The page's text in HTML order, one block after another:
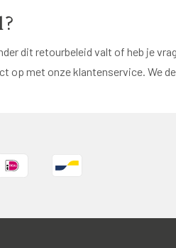
dit retourbeleid valt of heb je
op met onze klantenservice. We